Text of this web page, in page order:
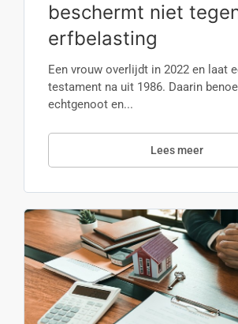
beschermt niet
erfbelasting
Een vrouw overlijdt in 2022 en laat
testament na uit 1986. Daarin
echtgenoot en...
Lees meer